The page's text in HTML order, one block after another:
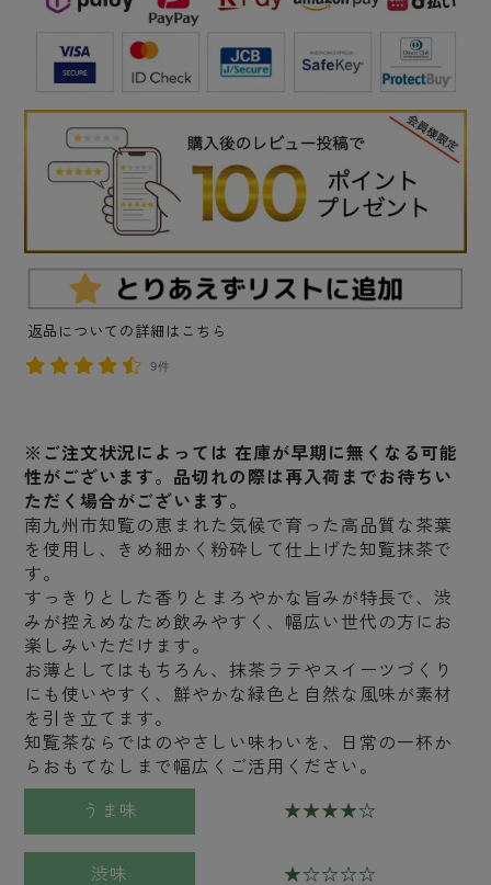
返品についての詳細はこちら
9件
※ご注文状況によっては 在庫が早期に無くなる可能
性がございます。品切れの際は再入荷までお待ちい
ただく場合がございます。
南九州市知覧の恵まれた気候で育った高品質な茶葉
を使用し、きめ細かく粉砕して仕上げた知覧抹茶で
す。
すっきりとした香りとまろやかな旨みが特長で、渋
みが控えめなため飲みやすく、幅広い世代の方にお
楽しみいただけます。
お薄としてはもちろん、抹茶ラテやスイーツづくり
にも使いやすく、鮮やかな緑色と自然な風味が素材
を引き立てます。
知覧茶ならではのやさしい味わいを、日常の一杯か
らおもてなしまで幅広くご活用ください。
うま味 ★★★★☆
渋味 ★☆☆☆☆